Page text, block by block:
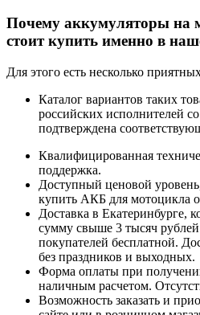
Почему аккумуляторы на
стоит купить именно в
Для этого есть несколько
Каталог вариантов таких
российских исполнителей
подтверждена
Квалифицированная
поддержка.
Доступный ценовой
купить АКБ для мотоцикла
Доставка в Екатеринбурге,
сумму свыше 3 тысяч
покупателей бесплатной.
без праздников и выходных.
Форма оплаты при
наличным расчетом.
Возможность заказать и